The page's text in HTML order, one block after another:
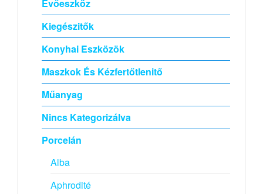
Evőeszköz
Kiegészitők
Konyhai Eszközök
Maszkok És Kézfertőtlenitő
Műanyag
Nincs Kategorizálva
Porcelán
Alba
Aphrodité